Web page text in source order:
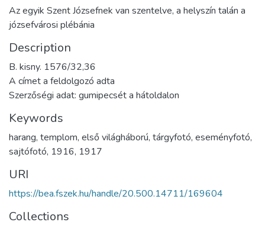
Az egyik Szent Józsefnek van szentelve, a helyszín talán a
józsefvárosi plébánia
Description
B. kisny. 1576/32,36
A címet a feldolgozó adta
Szerzőségi adat: gumipecsét a hátoldalon
Keywords
harang, templom, első világháború, tárgyfotó, eseményfotó,
sajtófotó, 1916, 1917
URI
https://bea.fszek.hu/handle/20.500.14711/169604
Collections